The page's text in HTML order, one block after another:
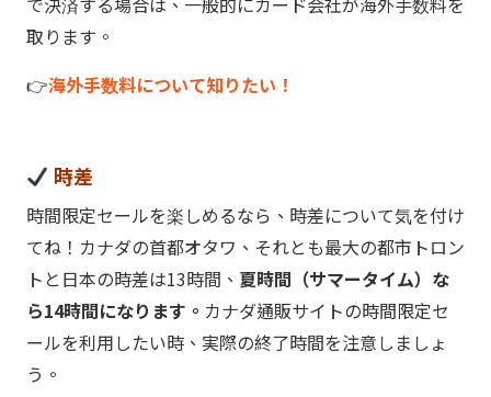
取ります。
👉海外手数料について知りたい！
時差
時間限定セールを楽しめるなら、時差について気を付け
てね！カナダの首都オタワ、それとも最大の都市トロン
トと日本の時差は13時間、 夏時間（サマータイム）な
ら14時間になります。 カナダ通販サイトの時間限定セ
ールを利用したい時、実際の終了時間を注意しましょ
う。